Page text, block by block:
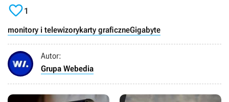
1
monitory i telewizorykarty graficzneGigabyte
Autor:
Grupa Webedia